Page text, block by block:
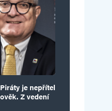
je nepřítel
Z vedení